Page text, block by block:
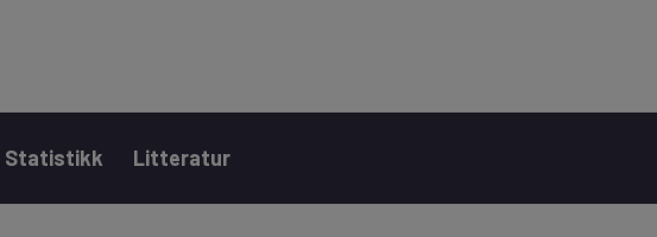
Statistikk Litteratur